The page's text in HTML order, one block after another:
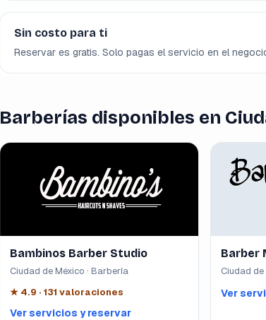
Sin costo para ti
Reservar es gratis. Solo pagas el servicio en el
Barberías disponibles en
Bambinos Barber Studio
Ciudad de México · Barbería
★ 4.9 · 131 valoraciones
Ver servicios y reservar
Barber
Ciudad de
Ver